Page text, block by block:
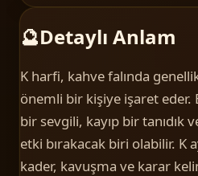
🔮Detaylı Anlam
K harfi, kahve falında
önemli bir kişiye işaret
bir sevgili, kayıp bir tanıdık
etki bırakacak biri olabilir. K
kader, kavuşma ve karar